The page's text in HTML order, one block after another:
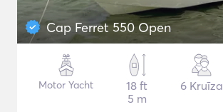
Cap Ferret 550 Open
Motor Yacht
18 ft
5 m
6 Kruīza